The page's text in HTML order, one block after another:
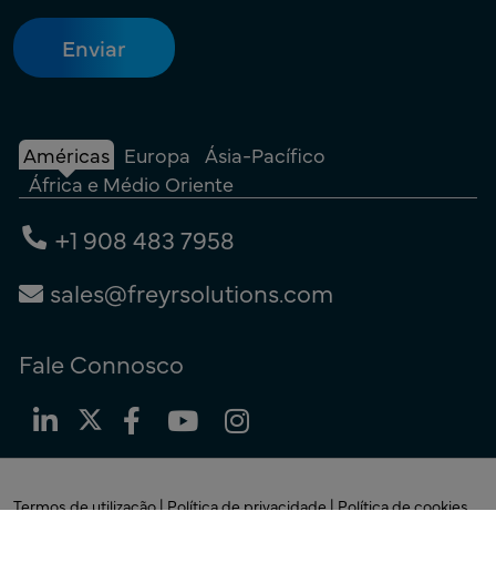
Américas Europa Ásia-Pacífico
África e Médio Oriente
+1 908 483 7958
sales@freyrsolutions.com
Fale Connosco
Termos de utilização|Política de privacidade|Política de cookies